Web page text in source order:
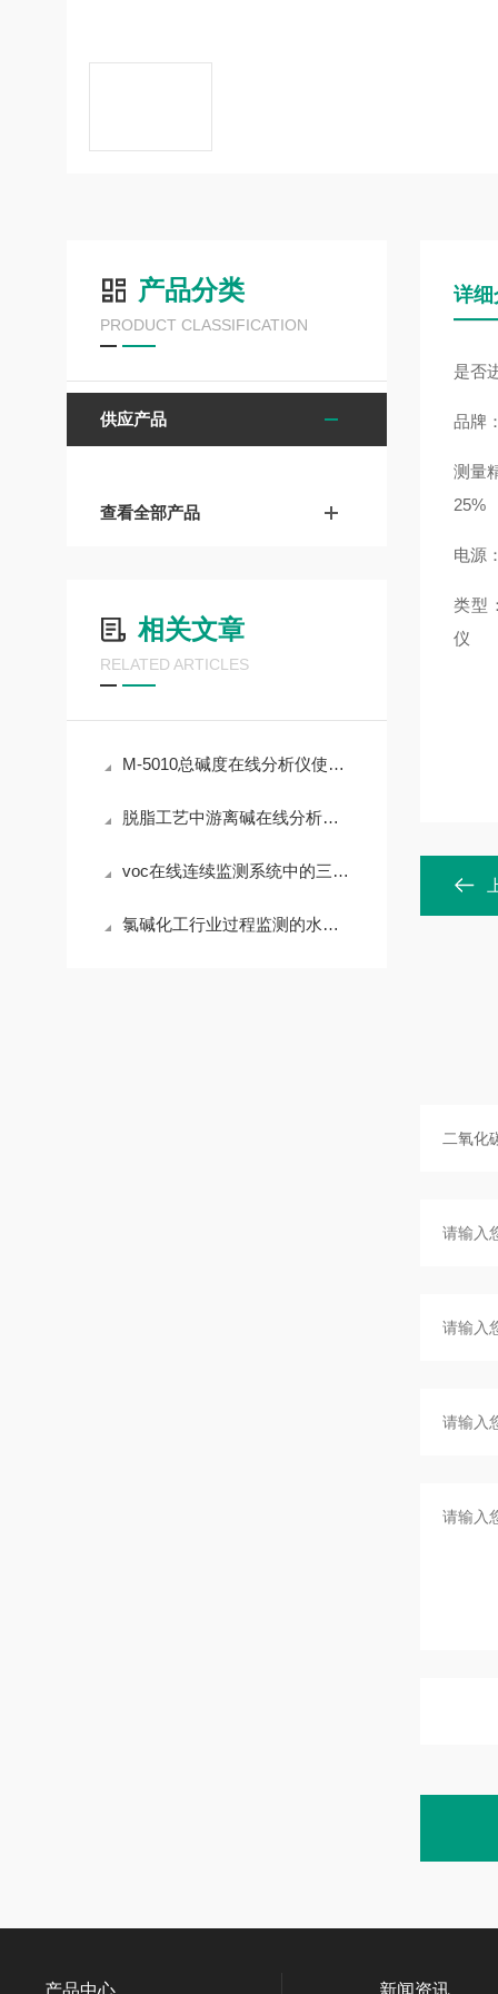
产品分类
PRODUCT CLASSIFICATION
供应产品
查看全部产品
相关文章
RELATED ARTICLES
M-5010总碱度在线分析仪使用场景和功能特点
脱脂工艺中游离碱在线分析仪的工作原理
voc在线连续监测系统中的三个重要问题
氯碱化工行业过程监测的水质分析仪有哪些
详细
是否
品牌
测量
25%
电源
类型
仪
产品中心 新闻资讯